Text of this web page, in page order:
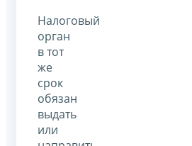
Налоговый
орган
в тот
же
срок
обязан
выдать
или